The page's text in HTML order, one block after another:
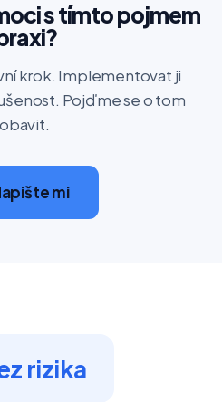
s tímto pojmem
krok. Implementovat ji
Pojďme se o tom
mi
rizika